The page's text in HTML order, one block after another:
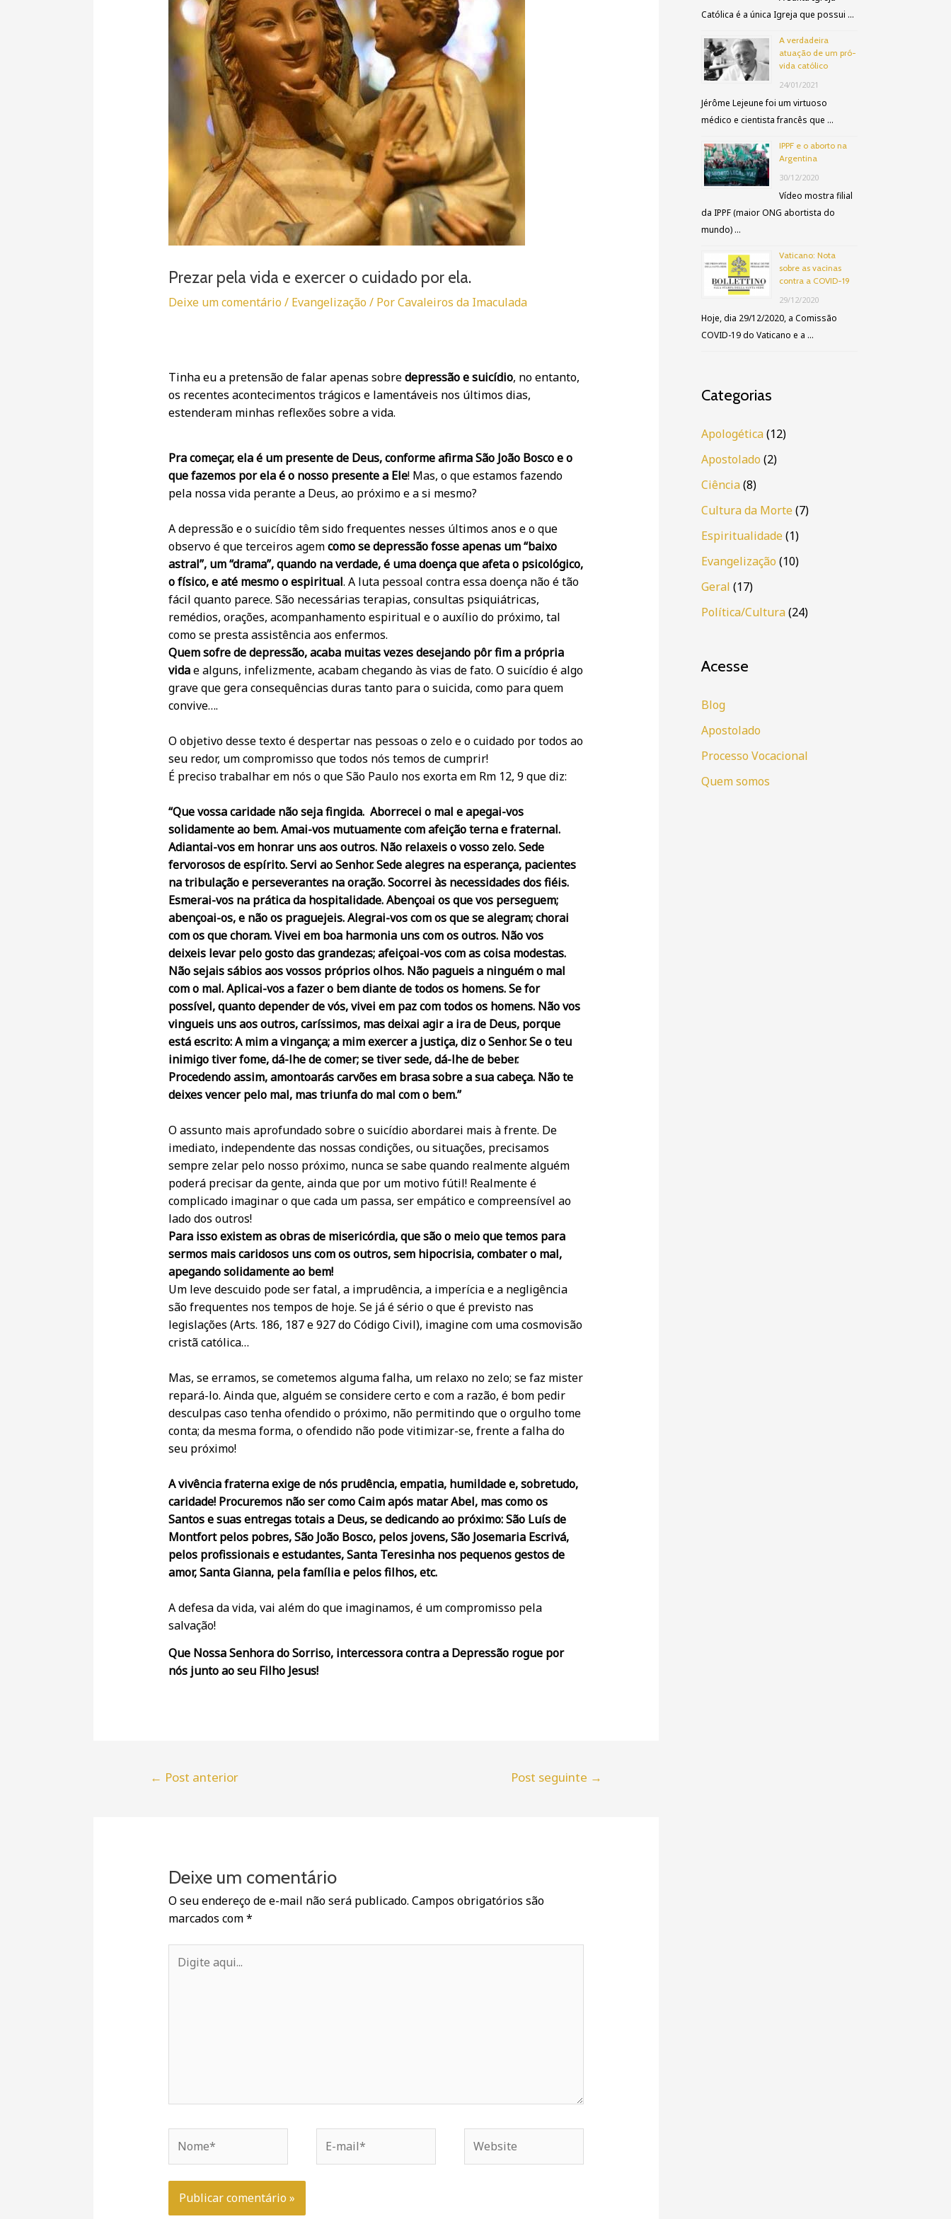
Prezar pela vida e exercer o cuidado por ela.
Deixe um comentário / Evangelização / PorCavaleiros da Imaculada
Tinha eu a pretensão de falar apenas sobredepressão e suicídio, no entanto,
os recentes acontecimentos trágicos e lamentáveis nos últimos dias,
estenderam minhas reflexões sobre a vida.
Pra começar, ela é um presente de Deus, conforme afirma São João Bosco e o
que fazemos por ela é o nosso presente a Ele! Mas, o que estamos fazendo
pela nossa vida perante a Deus, ao próximo e a si mesmo?
A depressão e o suicídio têm sido frequentes nesses últimos anos e o que
observo é que terceiros agemcomo se depressão fosse apenas um “baixo
astral”, um “drama”, quando na verdade, é uma doença que afeta o psicológico,
o físico, e até mesmo o espiritual. A luta pessoal contra essa doença não é tão
fácil quanto parece. São necessárias terapias, consultas psiquiátricas,
remédios, orações, acompanhamento espiritual e o auxílio do próximo, tal
como se presta assistência aos enfermos.
Quem sofre de depressão, acaba muitas vezes desejando pôr fim a própria
vidae alguns, infelizmente, acabam chegando às vias de fato. O suicídio é algo
grave que gera consequências duras tanto para o suicida, como para quem
convive….
O objetivo desse texto é despertar nas pessoas o zelo e o cuidado por todos ao
seu redor, um compromisso que todos nós temos de cumprir!
É preciso trabalhar em nós o que São Paulo nos exorta em Rm 12, 9 que diz:
“Que vossa caridade não seja fingida. Aborrecei o mal e apegai-vos
solidamente ao bem. Amai-vos mutuamente com afeição terna e fraternal.
Adiantai-vos em honrar uns aos outros. Não relaxeis o vosso zelo. Sede
fervorosos de espírito. Servi ao Senhor. Sede alegres na esperança, pacientes
na tribulação e perseverantes na oração. Socorrei às necessidades dos fiéis.
Esmerai-vos na prática da hospitalidade. Abençoai os que vos perseguem;
abençoai-os, e não os praguejeis. Alegrai-vos com os que se alegram; chorai
com os que choram. Vivei em boa harmonia uns com os outros. Não vos
deixeis levar pelo gosto das grandezas; afeiçoai-vos com as coisa modestas.
Não sejais sábios aos vossos próprios olhos. Não pagueis a ninguém o mal
com o mal. Aplicai-vos a fazer o bem diante de todos os homens. Se for
possível, quanto depender de vós, vivei em paz com todos os homens. Não vos
vingueis uns aos outros, caríssimos, mas deixai agir a ira de Deus, porque
está escrito: A mim a vingança; a mim exercer a justiça, diz o Senhor. Se o teu
inimigo tiver fome, dá-lhe de comer; se tiver sede, dá-lhe de beber.
Procedendo assim, amontoarás carvões em brasa sobre a sua cabeça. Não te
deixes vencer pelo mal, mas triunfa do mal com o bem.”
O assunto mais aprofundado sobre o suicídio abordarei mais à frente. De
imediato, independente das nossas condições, ou situações, precisamos
sempre zelar pelo nosso próximo, nunca se sabe quando realmente alguém
poderá precisar da gente, ainda que por um motivo fútil! Realmente é
complicado imaginar o que cada um passa, ser empático e compreensível ao
lado dos outros!
Para isso existem as obras de misericórdia, que são o meio que temos para
sermos mais caridosos uns com os outros, sem hipocrisia, combater o mal,
apegando solidamente ao bem!
Um leve descuido pode ser fatal, a imprudência, a imperícia e a negligência
são frequentes nos tempos de hoje. Se já é sério o que é previsto nas
legislações (Arts. 186, 187 e 927 do Código Civil), imagine com uma cosmovisão
cristã católica…
Mas, se erramos, se cometemos alguma falha, um relaxo no zelo; se faz mister
repará-lo. Ainda que, alguém se considere certo e com a razão, é bom pedir
desculpas caso tenha ofendido o próximo, não permitindo que o orgulho tome
conta; da mesma forma, o ofendido não pode vitimizar-se, frente a falha do
seu próximo!
A vivência fraterna exige de nós prudência, empatia, humildade e, sobretudo,
caridade! Procuremos não ser como Caim após matar Abel, mas como os
Santos e suas entregas totais a Deus, se dedicando ao próximo: São Luís de
Montfort pelos pobres, São João Bosco, pelos jovens, São Josemaria Escrivá,
pelos profissionais e estudantes, Santa Teresinha nos pequenos gestos de
amor, Santa Gianna, pela família e pelos filhos, etc.
A defesa da vida, vai além do que imaginamos, é um compromisso pela
salvação!
Que Nossa Senhora do Sorriso, intercessora contra a Depressão rogue por
nós junto ao seu Filho Jesus!
← Post anterior Post seguinte →
Deixe um comentário
O seu endereço de e-mail não será publicado. Campos obrigatórios são
marcados com*
aqui...
mail*
a
p
o
r
:
Católica é a única Igreja que possui …
A verdadeira
atuação de um pró-
vida católico
24/01/2021
Jérôme Lejeune foi um virtuoso
médico e cientista francês que …
IPPF e o aborto na
Argentina
30/12/2020
Vídeo mostra filial
da IPPF (maior ONG abortista do
mundo) …
Vaticano: Nota
sobre as vacinas
contra a COVID-19
29/12/2020
Hoje, dia 29/12/2020, a Comissão
COVID-19 do Vaticano e a …
Categorias
Apologética(12)
Apostolado (2)
Ciência(8)
Cultura da Morte(7)
Espiritualidade(1)
Evangelização (10)
Geral (17)
Política/Cultura(24)
Acesse
Blog
Apostolado
Processo Vocacional
Quem somos